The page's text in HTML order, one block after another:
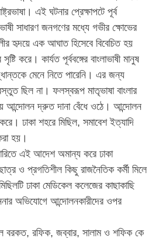
এই ঘটনার প্রেক্ষাপটে পূর্ব
সাধারণ জনগণের মধ্যে গভীর ক্ষোভের
হৃদয়ে এক আঘাত হিসেবে বিবেচিত হয়
করে। কার্যত পূর্ববঙ্গের বাংলাভাষী মানুষ
মেনে নিতে পারেনি। এর জন্য
ছিল না। ফলস্বরূপ মাতৃভাষা বাংলার
আন্দোলন দ্রুত দানা বেঁধে ওঠে। আন্দোলন
ঢাকা শহরে মিছিল, সমাবেশ ইত্যাদি
হয়।
এই আদেশ অমান্য করে ঢাকা
ও প্রগতিশীল কিছু রাজনৈতিক কর্মী মিলে
ঢাকা মেডিকেল কলেজের কাছাকাছি
অভিযোগে আন্দোলনকারীদের ওপর
বরকত, রফিক, জব্বার, সালাম ও শফিক কে